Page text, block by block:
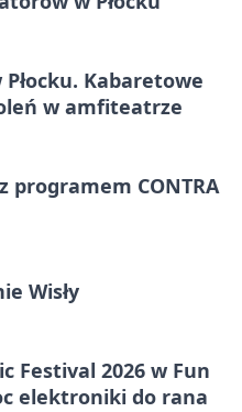
Kabaretowe
w amfiteatrze
programem CONTRA
Wisły
Festival 2026 w Fun
elektroniki do rana